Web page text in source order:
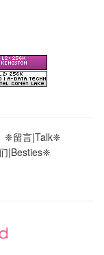
❈留言|Talk❈
|Besties❈